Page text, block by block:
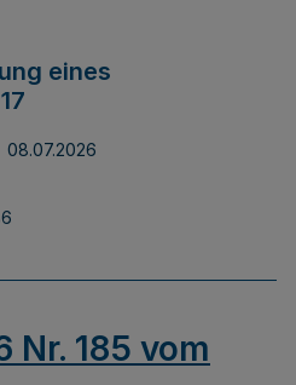
eines
08.07.2026
Nr. 185 vom